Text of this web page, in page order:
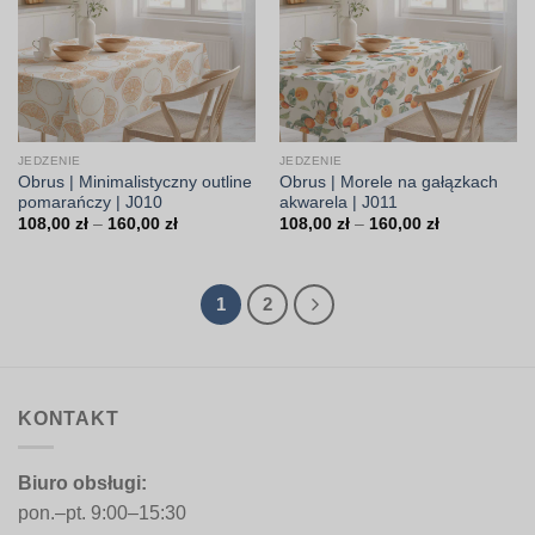
JEDZENIE
Obrus | Minimalistyczny outline
pomarańczy | J010
108,00 zł – 160,00 złZakres
160,00 zł
JEDZENIE
Obrus | Morele na gałązkach
akwarela | J011
108,00 zł – 160,00 złZakres
1 2
KONTAKT
Biuro obsługi:
pon.–pt. 9:00–15:30